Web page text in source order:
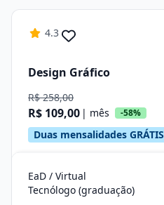
4.3
Design Gráfico
R$ 258,00
R$ 109,00 | mês -58%
Duas mensalidades GRÁTIS
EaD / Virtual
Tecnólogo (graduação)